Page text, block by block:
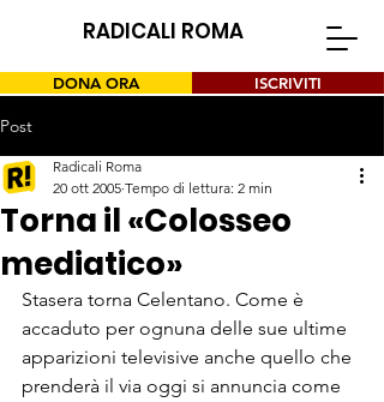
RADICALI ROMA
DONA ORA ISCRIVITI
Post
Torna il «Colosseo
mediatico»
Radicali Roma
20 ott 2005 Tempo di lettura: 2 min
Stasera torna Celentano. Come è
accaduto per ognuna delle sue ultime
apparizioni televisive anche quello che
prenderà il via oggi si annuncia come